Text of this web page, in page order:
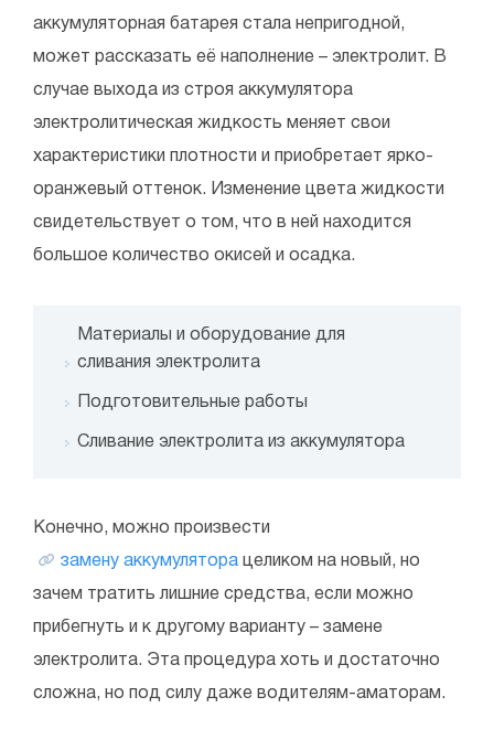
аккумуляторная батарея стала непригодной,
может рассказать её наполнение – электролит. В
случае выхода из строя аккумулятора
электролитическая жидкость меняет свои
характеристики плотности и приобретает ярко-
оранжевый оттенок. Изменение цвета жидкости
свидетельствует о том, что в ней находится
большое количество окисей и осадка.
Материалы и оборудование для
сливания электролита
Подготовительные работы
Сливание электролита из аккумулятора
Конечно, можно произвести
замену аккумулятора целиком на новый, но
зачем тратить лишние средства, если можно
прибегнуть и к другому варианту – замене
электролита. Эта процедура хоть и достаточно
сложна, но под силу даже водителям-аматорам.